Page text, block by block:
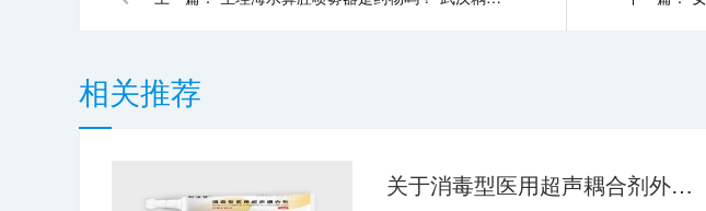
相关推荐
关于消毒型医用超声耦合剂外包装装箱方式变更的通知-武汉耦合医学